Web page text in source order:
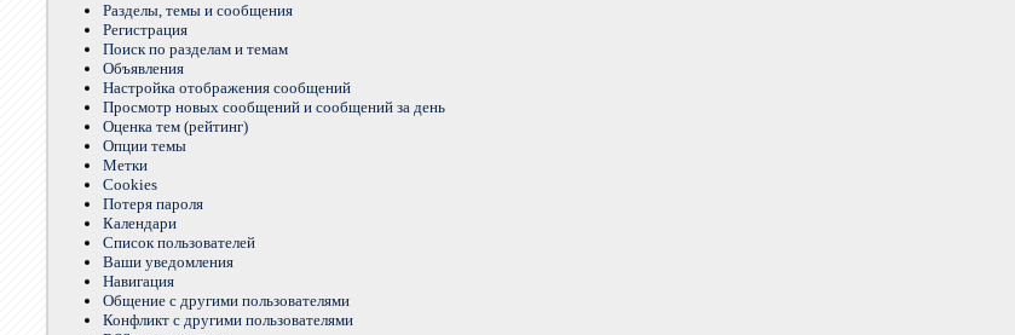
Разделы, темы и сообщения
Регистрация
Поиск по разделам и темам
Объявления
Настройка отображения сообщений
Просмотр новых сообщений и сообщений за день
Оценка тем (рейтинг)
Опции темы
Метки
Cookies
Потеря пароля
Календари
Список пользователей
Ваши уведомления
Навигация
Общение с другими пользователями
Конфликт с другими пользователями